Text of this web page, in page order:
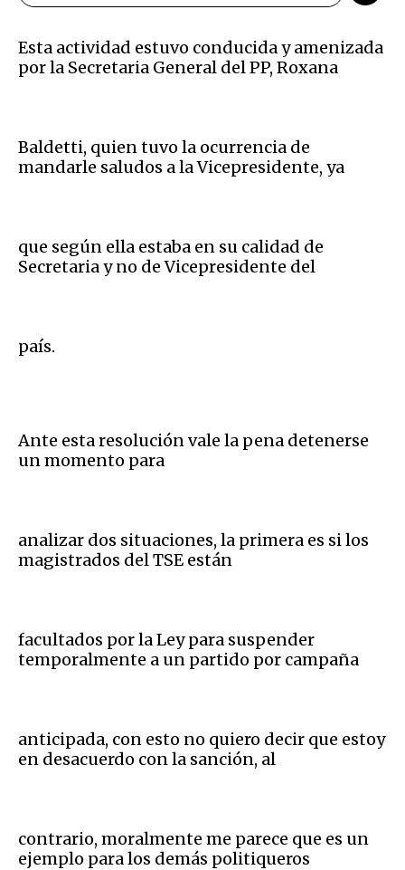
Esta actividad estuvo conducida y amenizada
por la Secretaria General del PP, Roxana
Baldetti, quien tuvo la ocurrencia de
mandarle saludos a la Vicepresidente, ya
que según ella estaba en su calidad de
Secretaria y no de Vicepresidente del
país.
Ante esta resolución vale la pena detenerse
un momento para
analizar dos situaciones, la primera es si los
magistrados del TSE están
facultados por la Ley para suspender
temporalmente a un partido por campaña
anticipada, con esto no quiero decir que estoy
en desacuerdo con la sanción, al
contrario, moralmente me parece que es un
ejemplo para los demás politiqueros